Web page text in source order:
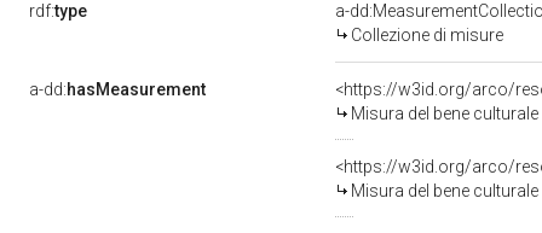
rdf:type
a-
Collezione di misure
a-dd:hasMeasurement
<https://w3id.org/arco/
Misura del bene
<https://w3id.org/arco/
Misura del bene